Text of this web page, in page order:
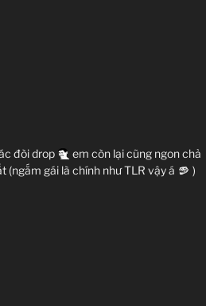
đòi drop
em còn lại cũng ngon chả
(ngắm gái là chính như TLR vậy á )